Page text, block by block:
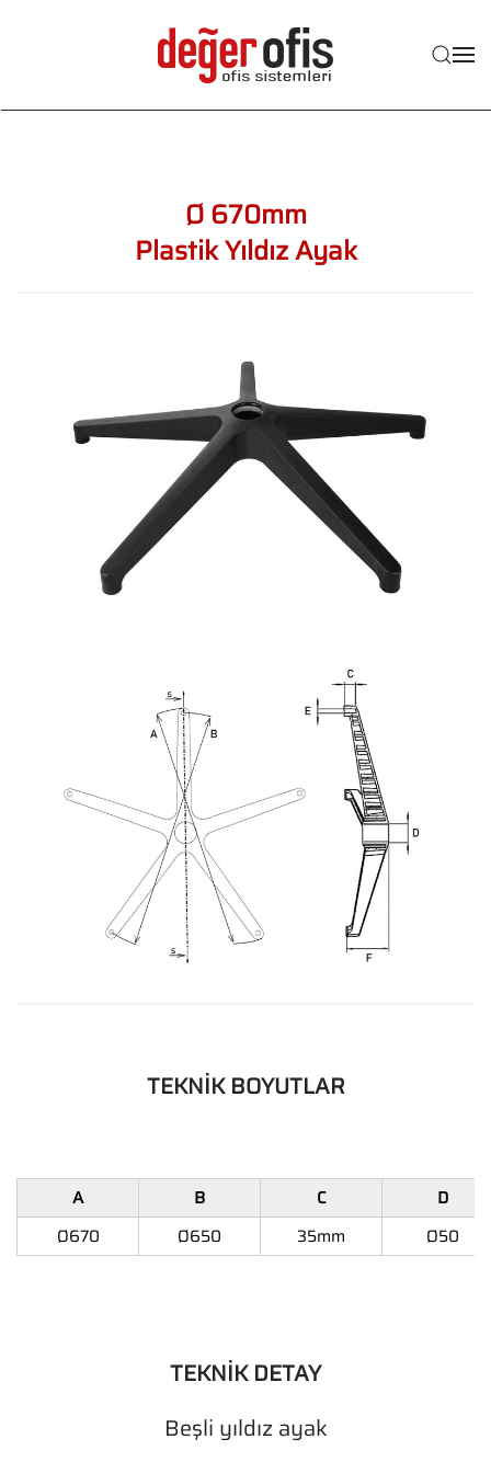
Skip to main content
Ø 670mm
Plastik Yıldız Ayak
TEKNİK BOYUTLAR
A B C
D
Ø670
Ø650 35mm Ø50
TEKNİK DETAY
Beşli yıldız ayak